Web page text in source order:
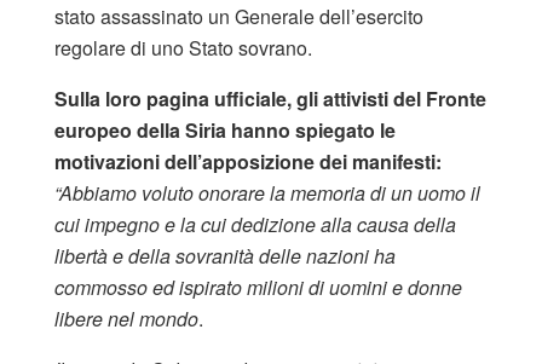
stato assassinato un Generale dell’esercito
regolare di uno Stato sovrano.
Sulla loro pagina ufficiale, gli attivisti del Fronte
europeo della Siria hanno spiegato le
motivazioni dell’apposizione dei manifesti:
“Abbiamo voluto onorare la memoria di un uomo il
cui impegno e la cui dedizione alla causa della
libertà e della sovranità delle nazioni ha
commosso ed ispirato milioni di uomini e donne
libere nel mondo.